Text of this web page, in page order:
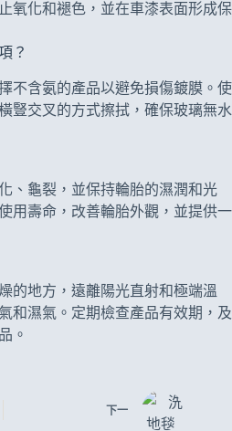
氧化和褪色，並在車漆表面形成保
？
不含氨的產品以避免損傷鍍膜。使
豎交叉的方式擦拭，確保玻璃無水
、龜裂，並保持輪胎的濕潤和光
用壽命，改善輪胎外觀，並提供一
的地方，遠離陽光直射和極端溫
和濕氣。定期檢查產品有效期，及
。
下一